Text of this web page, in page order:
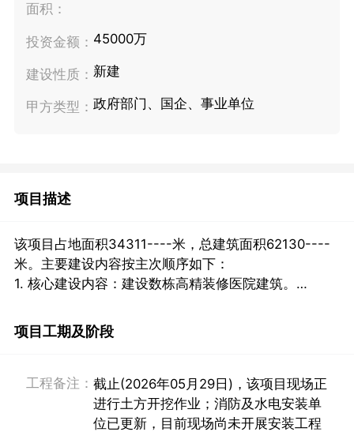
面积：
投资金额： 45000万
建设性质： 新建
甲方类型： 政府部门、国企、事业单位
项目描述
该项目占地面积34311----米，总建筑面积62130----
米。主要建设内容按主次顺序如下：
1. 核心建设内容：建设数栋高精装修医院建筑。
项目工期及阶段
工程备注： 截止(2026年05月29日)，该项目现场正
进行土方开挖作业；消防及水电安装单
位已更新，目前现场尚未开展安装工程